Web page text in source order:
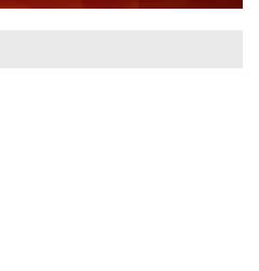
服务、金融科技等领域的合